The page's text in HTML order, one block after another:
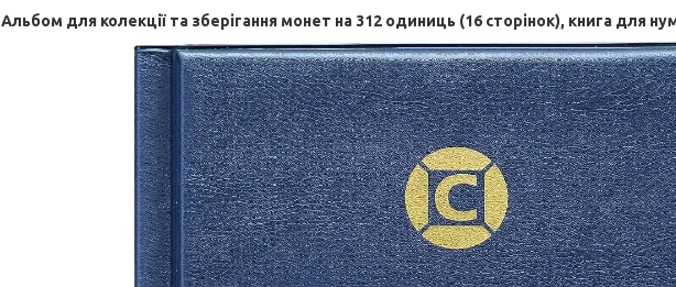
Альбом для колекції та зберігання монет на 312 одиниць (16 сторінок), книга для